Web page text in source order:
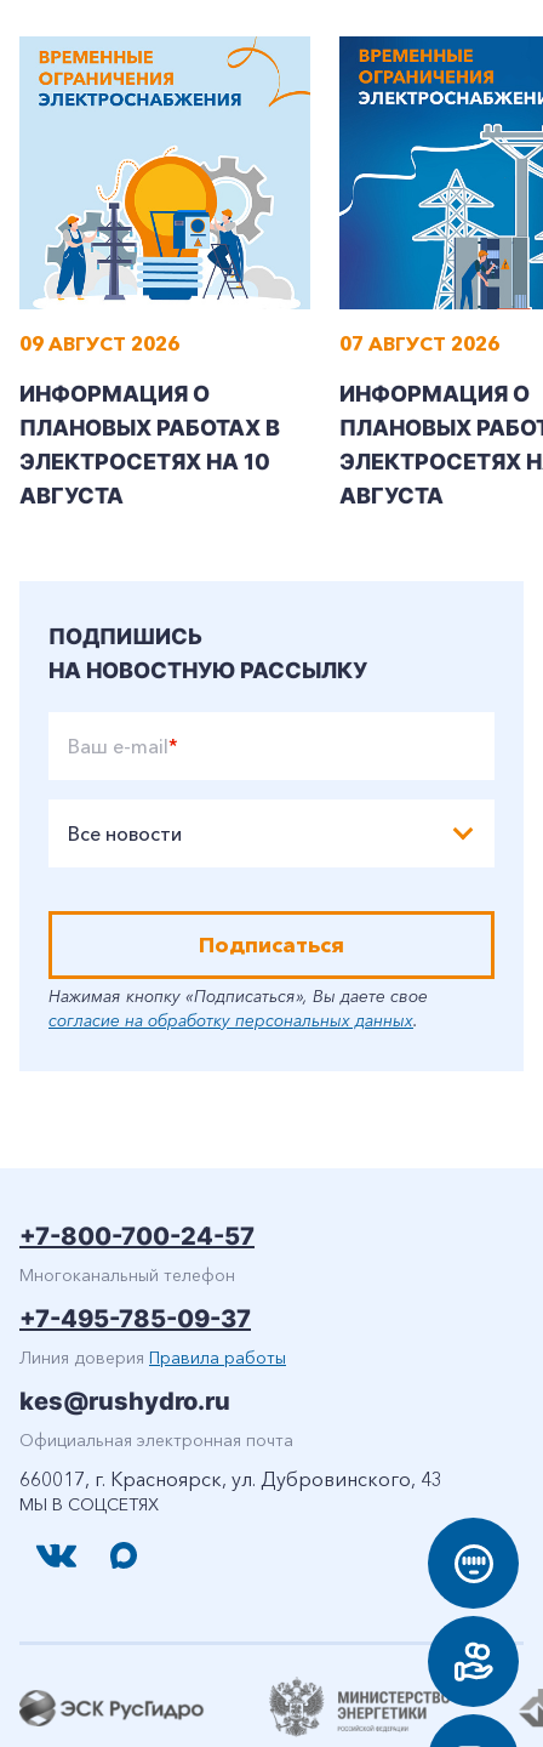
09 АВГУСТ 2026
ИНФОРМАЦИЯ О
ПЛАНОВЫХ РАБОТАХ В
ЭЛЕКТРОСЕТЯХ НА 10
АВГУСТА
07 АВГУСТ 2026
ИНФОРМАЦИЯ О
ПЛАНОВЫХ
ЭЛЕКТРОСЕТЯХ
АВГУСТА
ПОДПИШИСЬ
НА НОВОСТНУЮ РАССЫЛКУ
Ваш e-mail*
Все новости
Подписаться
Нажимая кнопку «Подписаться», Вы даете свое
согласие на обработку персональных данных.
МЫ В СОЦСЕТЯХ
+7-800-700-24-57
Многоканальный телефон
+7-495-785-09-37
Линия доверия Правила работы
kes@rushydro.ru
Официальная электронная почта
660017, г. Красноярск, ул. Дубровинского, 43